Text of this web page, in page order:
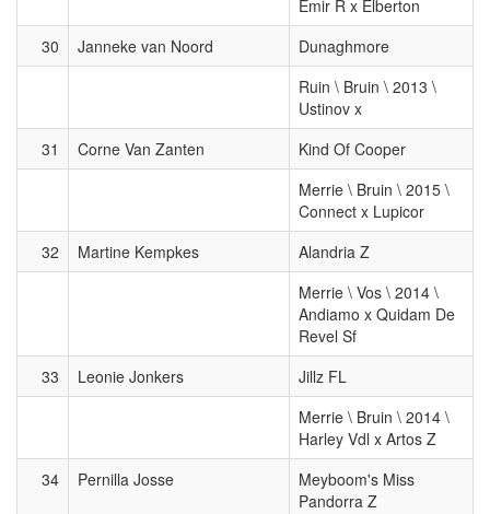
Emir R x Elberton
30
Janneke van Noord
Dunaghmore
Ruin \ Bruin \ 2013 \
Ustinov x
31
Corne Van Zanten
Kind Of Cooper
Merrie \ Bruin \ 2015 \
Connect x Lupicor
32
Martine Kempkes
Alandria Z
Merrie \ Vos \ 2014 \
Andiamo x Quidam De
Revel Sf
33
Leonie Jonkers
Jillz FL
Merrie \ Bruin \ 2014 \
Harley Vdl x Artos Z
34
Pernilla Josse
Meyboom's Miss
Pandorra Z